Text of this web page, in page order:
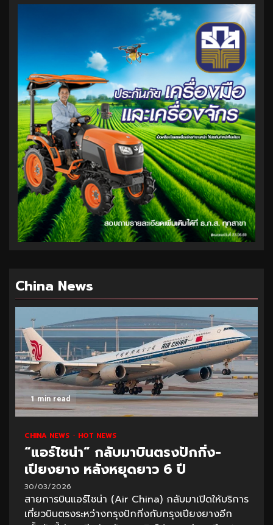
China News
1 min read
CHINA NEWS HOT NEWS
“แอร์ไชน่า” กลับมาบินตรงปักกิ่ง-
เปียงยาง หลังหยุดยาว 6 ปี
30/03/2026
สายการบินแอร์ไชน่า (Air China) กลับมาเปิดให้บริการ
เที่ยวบินตรงระหว่างกรุงปักกิ่งกับกรุงเปียงยางอีก